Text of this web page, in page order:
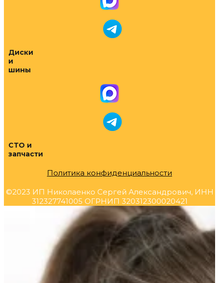
Диски
и
шины
СТО и
запчасти
Политика конфиденциальности
©2023 ИП Николаенко Сергей Александрович, ИНН
312327741005 ОГРНИП 320312300020421